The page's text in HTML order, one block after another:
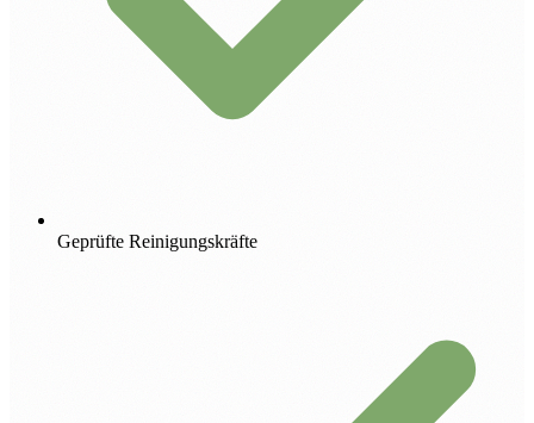
Geprüfte Reinigungskräfte